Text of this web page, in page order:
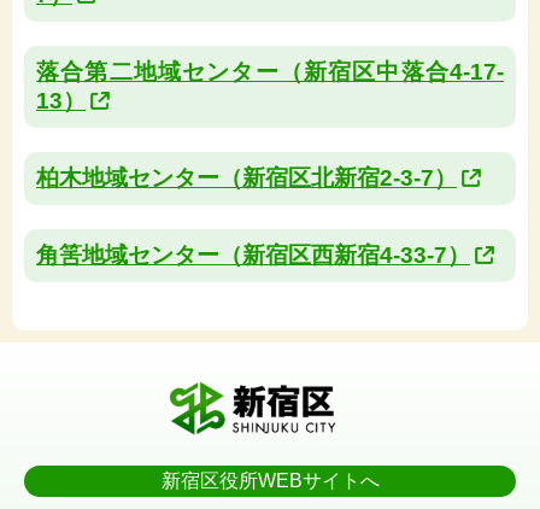
落合第二地域センター（新宿区中落合4-17-
13）
柏木地域センター（新宿区北新宿2-3-7）
角筈地域センター（新宿区西新宿4-33-7）
新宿区役所WEBサイトへ